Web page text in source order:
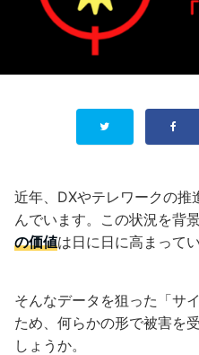
近年、DXやテレワークの推
んでいます。この状況を背
の価値は日に日に高まってい
そんなデータを狙った「サ
ため、何らかの形で被害を
しょうか。